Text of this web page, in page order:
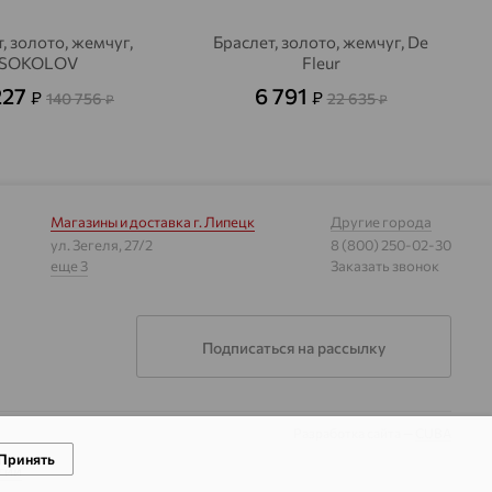
золото, жемчуг,
SOKOLOV
₽ 140 756₽
Браслет, золото, жемчуг, De
Fleur
6 791 ₽ 22 635₽
Магазины и доставка г. Липецк
ул. Зегеля, 27/2
еще 3
Другие города
8 (800) 250-02-30
Заказать звонок
Подписаться на рассылку